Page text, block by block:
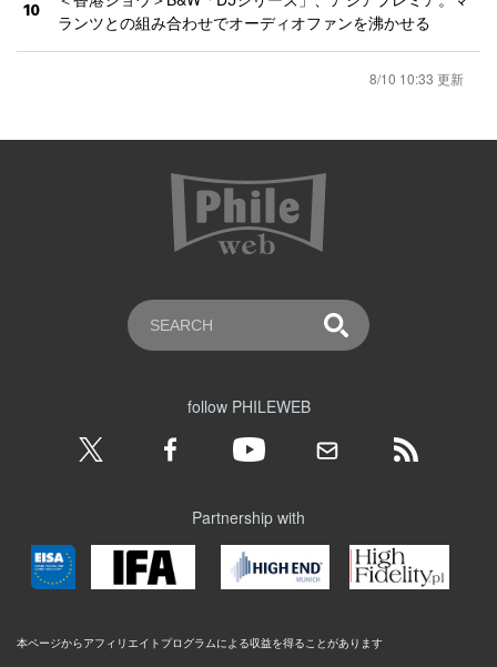
10
ランツとの組み合わせでオーディオファンを沸かせる
8/10 10:33 更新
follow PHILEWEB
Partnership with
本ページからアフィリエイトプログラムによる収益を得ることがあります